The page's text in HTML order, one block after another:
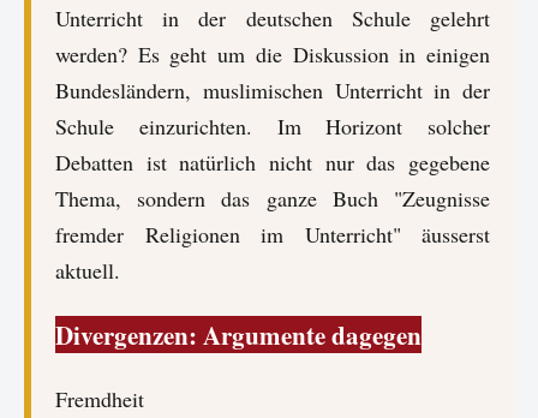
Unterricht in der deutschen Schule gelehrt
werden? Es geht um die Diskussion in einigen
Bundesländern, muslimischen Unterricht in der
Schule einzurichten. Im Horizont solcher
Debatten ist natürlich nicht nur das gegebene
Thema, sondern das ganze Buch "Zeugnisse
fremder Religionen im Unterricht" äusserst
aktuell.
Divergenzen: Argumente dagegen
Fremdheit